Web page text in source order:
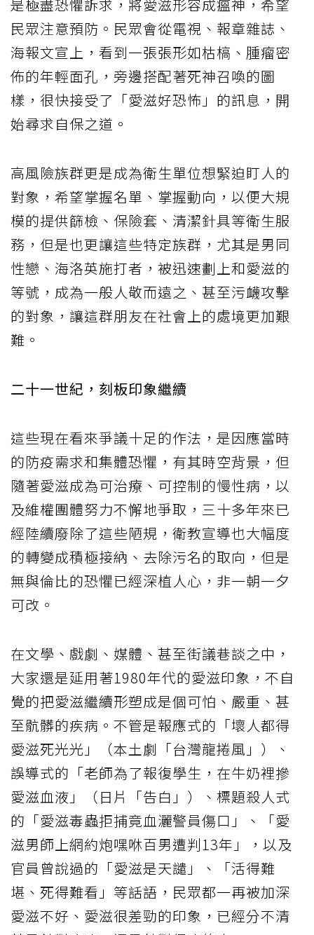
是極盡恐懼訴求，將愛滋形容成瘟神，希望
民眾注意預防。民眾會從電視、報章雜誌、
海報文宣上，看到一張張形如枯槁、腫瘤密
佈的年輕面孔，旁邊搭配著死神召喚的圖
樣，很快接受了「愛滋好恐怖」的訊息，開
始尋求自保之道。
高風險族群更是成為衛生單位想緊迫盯人的
對象，希望掌握名單、掌握動向，以便大規
模的提供篩檢、保險套、清潔針具等衛生服
務，但是也更讓這些特定族群，尤其是男同
性戀、海洛英施打者，被迅速劃上和愛滋的
等號，成為一般人敬而遠之、甚至污衊攻擊
的對象，讓這群朋友在社會上的處境更加艱
難。
二十一世紀，刻板印象繼續
這些現在看來爭議十足的作法，是因應當時
的防疫需求和集體恐懼，有其時空背景，但
隨著愛滋成為可治療、可控制的慢性病，以
及維權團體努力不懈地爭取，三十多年來已
經陸續廢除了這些陋規，衛教宣導也大幅度
的轉變成積極接納、去除污名的取向，但是
無與倫比的恐懼已經深植人心，非一朝一夕
可改。
在文學、戲劇、媒體、甚至街議巷談之中，
大家還是延用著1980年代的愛滋印象，不自
覺的把愛滋繼續形塑成是個可怕、嚴重、甚
至骯髒的疾病。不管是報應式的「壞人都得
愛滋死光光」（本土劇「台灣龍捲風」）、
誤導式的「老師為了報復學生，在牛奶裡摻
愛滋血液」（日片「告白」）、標題殺人式
的「愛滋毒蟲拒捕竟血灑警員傷口」、「愛
滋男師上網約炮嘿咻百男遭判13年」，以及
官員曾說過的「愛滋是天譴」、「活得難
堪、死得難看」等話語，民眾都一再被加深
愛滋不好、愛滋很差勁的印象，已經分不清